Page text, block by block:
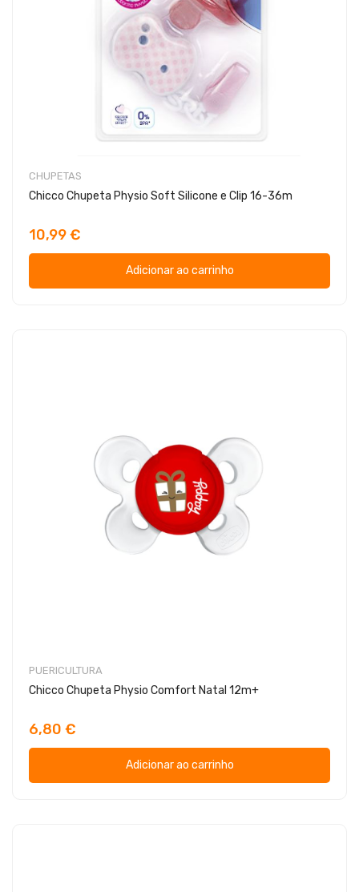
CHUPETAS
Chicco Chupeta Physio Soft Silicone e Clip 16-36m
10,99 €
Adicionar ao carrinho
PUERICULTURA
Chicco Chupeta Physio Comfort Natal 12m+
6,80 €
Adicionar ao carrinho